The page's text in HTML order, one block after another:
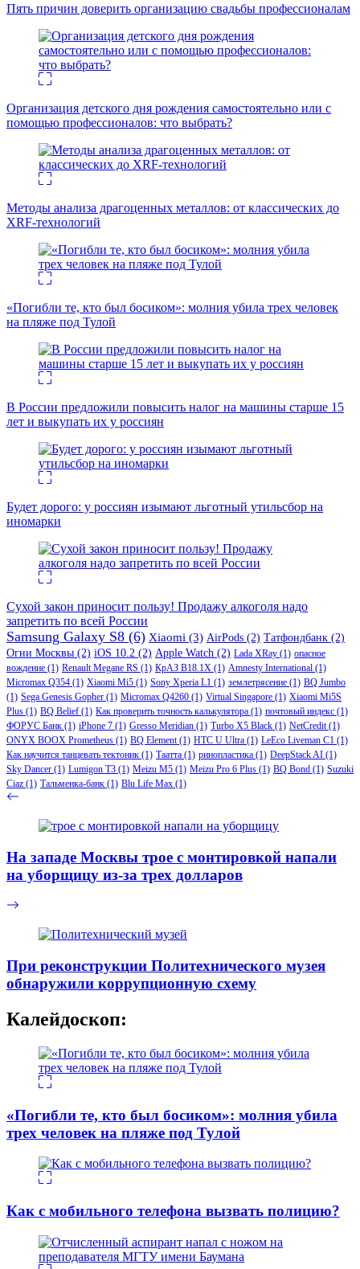
Пять причин доверить организацию свадьбы профессионалам
Организация детского дня рождения самостоятельно или с
помощью профессионалов: что выбрать?
Методы анализа драгоценных металлов: от классических до
XRF-технологий
«Погибли те, кто был босиком»: молния убила трех человек
на пляже под Тулой
В России предложили повысить налог на машины старше 15
лет и выкупать их у россиян
Будет дорого: у россиян изымают льготный утильсбор на
иномарки
Сухой закон приносит пользу! Продажу алкоголя надо
запретить по всей России
Samsung Galaxy S8 (6) Xiaomi (3) AirPods (2) Татфондбанк (2)
Огни Москвы (2) iOS 10.2 (2) Apple Watch (2) Lada XRay (1) опасное
вождение (1) Renault Megane RS (1) КрАЗ В18.1Х (1) Amnesty International (1)
Micromax Q354 (1) Xiaomi Mi5 (1) Sony Xperia L1 (1) землетрясение (1) BQ Jumbo
(1) Sega Genesis Gopher (1) Micromax Q4260 (1) Virtual Singapore (1) Xiaomi Mi5S
Plus (1) BQ Belief (1) Как проверить точность калькулятора (1) почтовый индекс (1)
ФОРУС Банк (1) iPhone 7 (1) Gresso Meridian (1) Turbo X5 Black (1) NetCredit(1)
ONYX BOOX Prometheus (1) BQ Element(1) HTC U Ultra (1) LeEco Liveman C1 (1)
Как научится танцевать тектоник (1) Таатта (1) ринопластика (1) DeepStack AI (1)
Sky Dancer (1) Lumigon T3 (1) Meizu M5 (1) Meizu Pro 6 Plus (1) BQ Bond (1) Suzuki
Ciaz (1) Тальменка-банк (1) Blu Life Max (1)
На западе Москвы трое с монтировкой напали
на уборщицу из-за трех долларов
При реконструкции Политехнического музея
обнаружили коррупционную схему
Калейдоскоп:
«Погибли те, кто был босиком»: молния убила
трех человек на пляже под Тулой
Как с мобильного телефона вызвать полицию?